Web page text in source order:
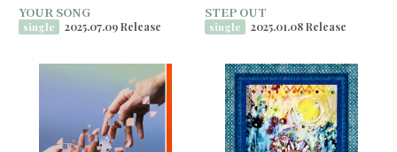
YOUR SONG
single 2025.07.09 Release
STEP OUT
single 2025.01.08 Release